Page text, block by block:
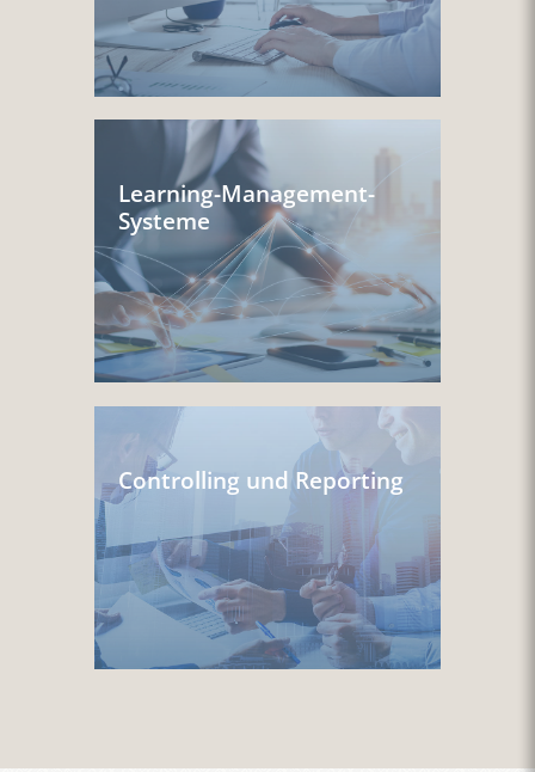
Learning-Management-
Systeme
Controlling und Reporting